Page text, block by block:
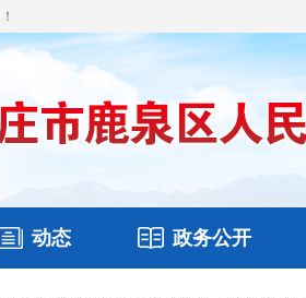
动态 政务公开